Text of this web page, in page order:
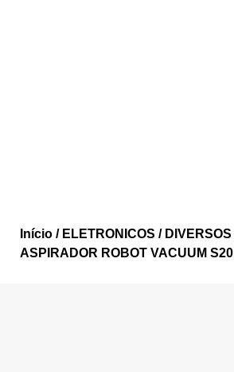
Início / ELETRONICOS / DIVERSOS
ASPIRADOR ROBOT VACUUM S20